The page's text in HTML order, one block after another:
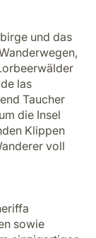
und das
las
Taucher
die Insel
Klippen
voll
sowie